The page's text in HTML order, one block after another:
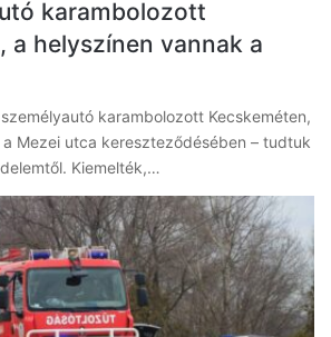
karambolozott
a helyszínen vannak a
karambolozott Kecskeméten,
Mezei utca kereszteződésében – tudtuk
Kiemelték,…